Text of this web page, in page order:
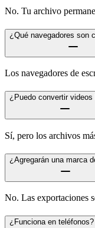
No. Tu archivo
¿Qué navegadores son
Los navegadores de
¿Puedo convertir videos
Sí, pero los archivos
¿Agregarán una marca
No. Las exportaciones
¿Funciona en teléfonos?